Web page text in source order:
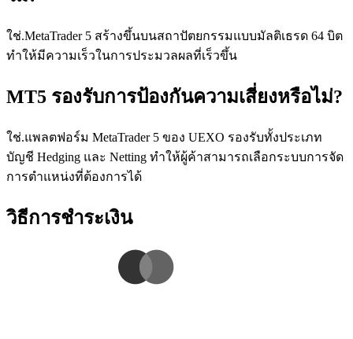
ใช่.MetaTrader 5 สร้างขึ้นบนสถาปัตยกรรมแบบมัลติเธรด 64 บิต
ทําให้มีความเร็วในการประมวลผลที่เร็วขึ้น
MT5 รองรับการป้องกันความเสี่ยงหรือไม่?
ใช่.แพลตฟอร์ม MetaTrader 5 ของ UEXO รองรับทั้งประเภท
บัญชี Hedging และ Netting ทําให้ผู้ค้าสามารถเลือกระบบการจัด
การตําแหน่งที่ต้องการได้
วิธีการชําระเงิน